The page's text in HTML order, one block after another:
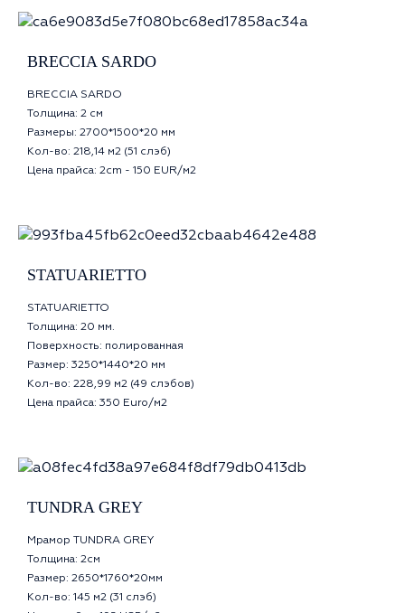
BRECCIA SARDO
BRECCIA SARDO
Толщина: 2 см
Размеры: 2700*1500*20 мм
Кол-во: 218,14 м2 (51 слэб)
Цена прайса: 2сm - 150 EUR/м2
STATUARIETTO
STATUARIETTO
Толщина: 20 мм.
Поверхность: полированная
Размер: 3250*1440*20 мм
Кол-во: 228,99 м2 (49 слэбов)
Цена прайса: 350 Euro/м2
TUNDRA GREY
Мрамор TUNDRA GREY
Толщина: 2cм
Размер: 2650*1760*20мм
Кол-во: 145 м2 (31 слэб)